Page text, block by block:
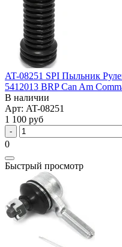
AT-08251 SPI Пыльник
5412013 BRP Can Am
В наличии
Арт: AT-08251
1 100 руб
0
Быстрый просмотр